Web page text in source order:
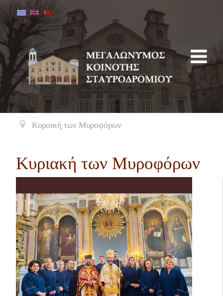
Κυριακή των Μυροφόρων
Κυριακή των Μυροφόρων